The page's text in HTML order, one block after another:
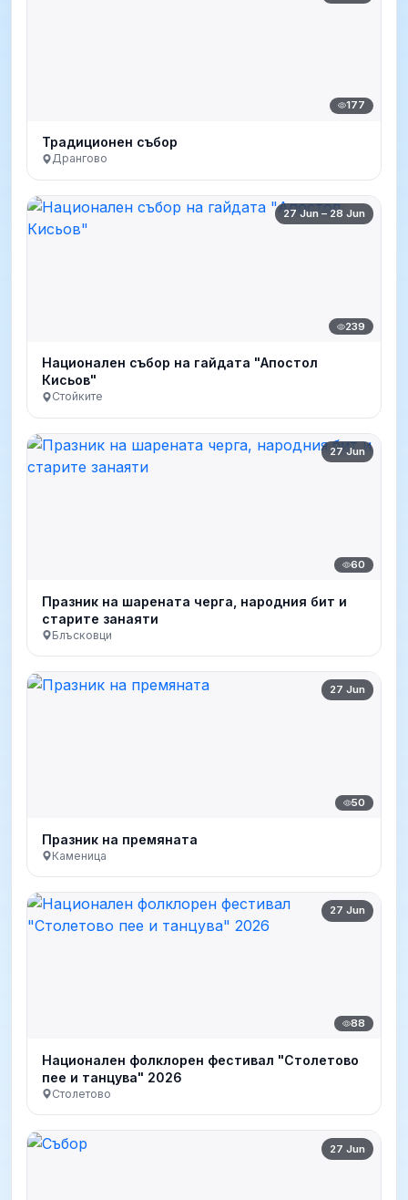
177
Традиционен събор
Дрангово
27 Jun – 28 Jun
239
Национален събор на гайдата "Апостол
Кисьов"
Стойките
27 Jun
60
Празник на шарената черга, народния бит и
старите занаяти
Блъсковци
27 Jun
50
Празник на премяната
Каменица
27 Jun
88
Национален фолклорен фестивал "Столетово
пее и танцува" 2026
Столетово
27 Jun